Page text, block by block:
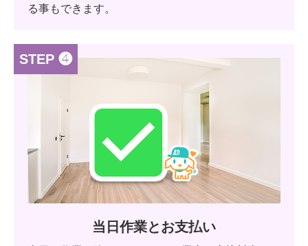
る事もできます。
STEP ❹
当日作業とお支払い